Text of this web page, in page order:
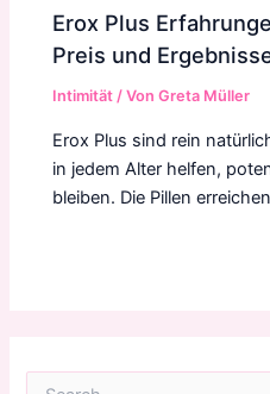
Erox Plus
Preis und
Intimität / VonGreta Müller
Erox Plus sind rein
in jedem Alter helfen,
bleiben. Die Pillen